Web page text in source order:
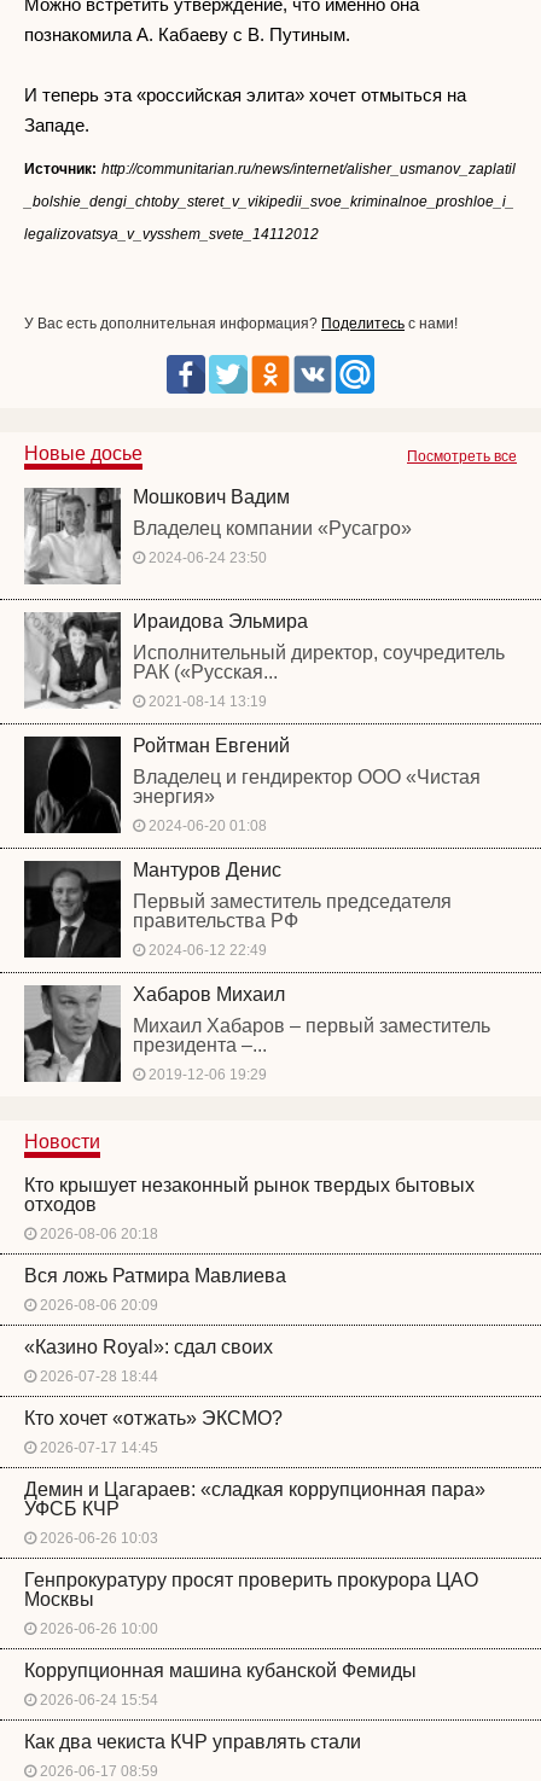
Можно встретить утверждение, что именно она
познакомила А. Кабаеву с В. Путиным.
И теперь эта «российская элита» хочет отмыться на
Западе.
Источник: http://communitarian.ru/news/internet/alisher_usmanov_zaplatil
_bolshie_dengi_chtoby_steret_v_vikipedii_svoe_kriminalnoe_proshloe_i_
legalizovatsya_v_vysshem_svete_14112012
У Вас есть дополнительная информация? Поделитесь с нами!
Посмотреть все
Новые досье
Мошкович Вадим
Владелец компании «Русагро»
2024-06-24 23:50
Ираидова Эльмира
Исполнительный директор, соучредитель
РАК («Русская...
2021-08-14 13:19
Ройтман Евгений
Владелец и гендиректор ООО «Чистая
энергия»
2024-06-20 01:08
Мантуров Денис
Первый заместитель председателя
правительства РФ
2024-06-12 22:49
Хабаров Михаил
Михаил Хабаров – первый заместитель
президента –...
2019-12-06 19:29
Новости
Кто крышует незаконный рынок твердых бытовых
отходов
2026-08-06 20:18
Вся ложь Ратмира Мавлиева
2026-08-06 20:09
«Казино Royal»: сдал своих
2026-07-28 18:44
Кто хочет «отжать» ЭКСМО?
2026-07-17 14:45
Демин и Цагараев: «сладкая коррупционная пара»
УФСБ КЧР
2026-06-26 10:03
Генпрокуратуру просят проверить прокурора ЦАО
Москвы
2026-06-26 10:00
Коррупционная машина кубанской Фемиды
2026-06-24 15:54
Как два чекиста КЧР управлять стали
2026-06-17 08:59